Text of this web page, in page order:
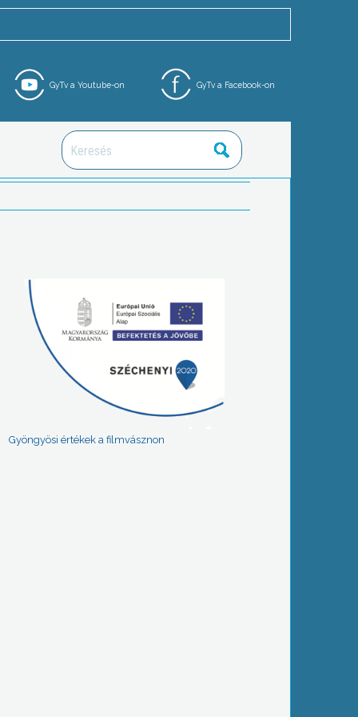
GyTv a Facebook-on
GyTv a Youtube-on
Gyöngyösi értékek a filmvásznon